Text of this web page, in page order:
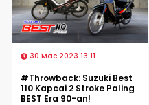
30 Mac 2023 13:11
#Throwback: Suzuki Best
110 Kapcai 2 Stroke Paling
BEST Era 90-an!